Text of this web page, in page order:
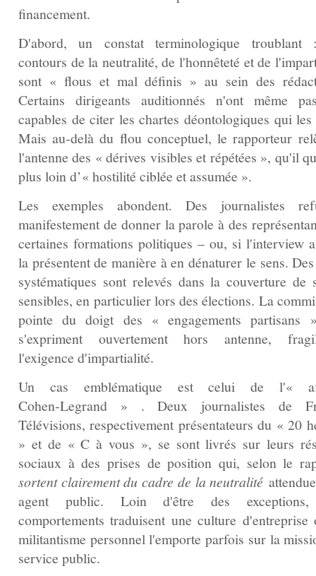
financement.
D'abord, un constat terminologique
contours de la neutralité, de l'honnêteté et de
sont « flous et mal définis » au sein des
Certains dirigeants auditionnés n'ont même
capables de citer les chartes déontologiques qui
Mais au‑delà du flou conceptuel, le rapporteur
l'antenne des « dérives visibles et répétées », qu'il
plus loin d’« hostilité ciblée et assumée ».
Les exemples abondent. Des journalistes
manifestement de donner la parole à des
certaines formations politiques – ou, si l'interview
la présentent de manière à en dénaturer le sens.
systématiques sont relevés dans la couverture de
sensibles, en particulier lors des élections. La
pointe du doigt des « engagements partisans
s'expriment ouvertement hors antenne,
l'exigence d'impartialité.
Un cas emblématique est celui de l'«
Cohen‑Legrand » . Deux journalistes de
Télévisions, respectivement présentateurs du « 20
» et de « C à vous », se sont livrés sur leurs
sociaux à des prises de position qui, selon le
sortent clairement du cadre de la neutralité
agent public. Loin d'être des
comportements traduisent une culture d'entreprise
militantisme personnel l'emporte parfois sur la
service public.